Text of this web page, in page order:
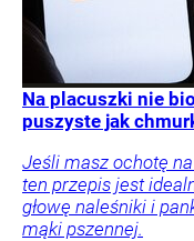
Na placuszki nie
puszyste jak
Jeśli masz ochotę
ten przepis jest
głowę naleśniki i
mąki pszennej.